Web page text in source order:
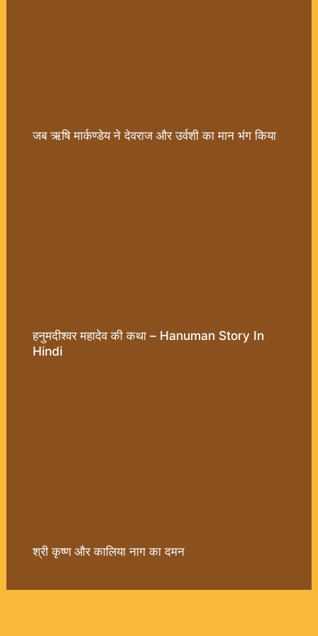
जब ऋषि मार्कण्डेय ने देवराज और उर्वशी का मान भंग किया
हनुमदीश्वर महादेव की कथा – Hanuman Story In
Hindi
श्री कृष्ण और कालिया नाग का दमन